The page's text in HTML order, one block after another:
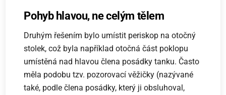
Pohyb hlavou, ne celým tělem
Druhým řešením bylo umístit periskop na otočný
stolek, což byla například otočná část poklopu
umístěná nad hlavou člena posádky tanku. Často
měla podobu tzv. pozorovací věžičky (nazývané
také, podle člena posádky, který ji obsluhoval,